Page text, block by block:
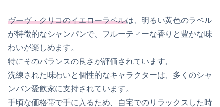
ヴーヴ・クリコのイエローラベルは、明るい黄色のラベル
が特徴的なシャンパンで、フルーティーな香りと豊かな味
わいが楽しめます。
特にそのバランスの良さが評価されています。
洗練された味わいと個性的なキャラクターは、多くのシャ
ンパン愛飲家に支持されています。
手頃な価格帯で手に入るため、自宅でのリラックスした時